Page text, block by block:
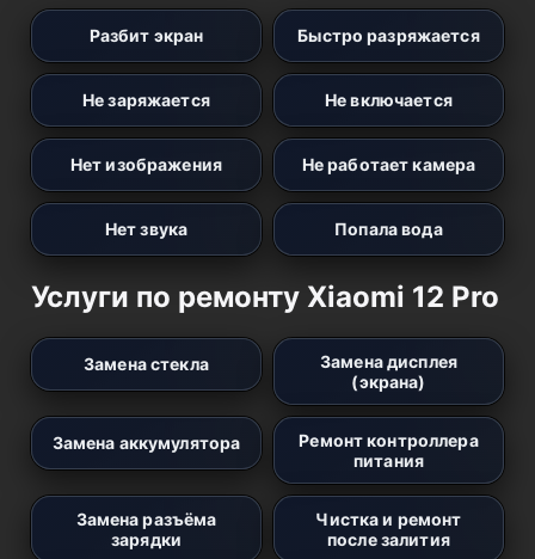
Разбит экран Быстро разряжается
Не заряжается Не включается
Нет изображения Не работает камера
Нет звука Попала вода
Услуги по ремонту Xiaomi 12 Pro
Замена стекла
Замена дисплея
(экрана)
Замена аккумулятора
Ремонт контроллера
питания
Замена разъёма
зарядки
Чистка и ремонт
после залития